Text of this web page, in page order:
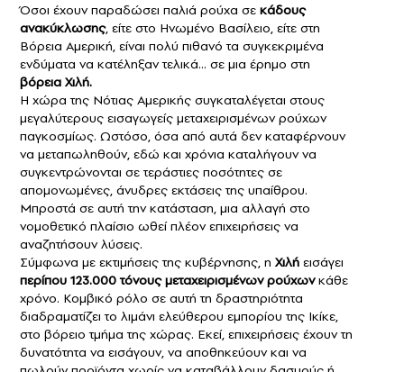
Όσοι έχουν παραδώσει παλιά ρούχα σε κάδους
ανακύκλωσης, είτε στο Ηνωμένο Βασίλειο, είτε στη
Βόρεια Αμερική, είναι πολύ πιθανό τα συγκεκριμένα
ενδύματα να κατέληξαν τελικά… σε μια έρημο στη
βόρεια Χιλή.
Η χώρα της Νότιας Αμερικής συγκαταλέγεται στους
μεγαλύτερους εισαγωγείς μεταχειρισμένων ρούχων
παγκοσμίως. Ωστόσο, όσα από αυτά δεν καταφέρνουν
να μεταπωληθούν, εδώ και χρόνια καταλήγουν να
συγκεντρώνονται σε τεράστιες ποσότητες σε
απομονωμένες, άνυδρες εκτάσεις της υπαίθρου.
Μπροστά σε αυτή την κατάσταση, μια αλλαγή στο
νομοθετικό πλαίσιο ωθεί πλέον επιχειρήσεις να
αναζητήσουν λύσεις.
Σύμφωνα με εκτιμήσεις της κυβέρνησης, η Χιλή εισάγει
περίπου 123.000 τόνους μεταχειρισμένων ρούχωνκάθε
χρόνο. Κομβικό ρόλο σε αυτή τη δραστηριότητα
διαδραματίζει το λιμάνι ελεύθερου εμπορίου της Ικίκε,
στο βόρειο τμήμα της χώρας. Εκεί, επιχειρήσεις έχουν τη
δυνατότητα να εισάγουν, να αποθηκεύουν και να